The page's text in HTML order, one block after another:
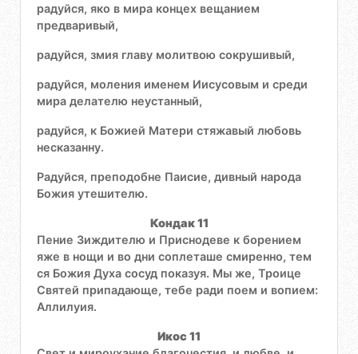
радуйся, яко в мира концех вещанием
предваривый,
радуйся, змия главу молитвою сокрушивый,
радуйся, моления именем Иисусовым и среди
мира делателю неустанный,
радуйся, к Божией Матери стяжавый любовь
несказанну.
Радуйся, преподобне Паисие, дивный народа
Божия утешителю.
Кондак 11
Пение Зиждителю и Приснодеве к борением
яже в нощи и во дни соплеташе смиренно, тем
ся Божия Духа сосуд показуя. Мы же, Троице
Святей припадающе, тебе ради поем и вопием:
Аллилуия.
Икос 11